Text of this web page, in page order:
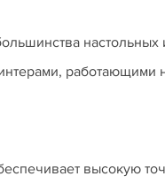
высокую